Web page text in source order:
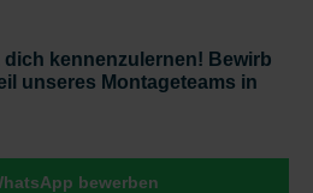
kennenzulernen! Bewirb
unseres Montageteams in
bewerben